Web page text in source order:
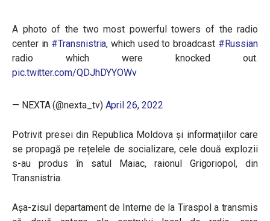
A photo of the two most powerful towers of the radio
center in #Transnistria, which used to broadcast #Russian
radio which were knocked out.
pic.twitter.com/QDJhDYYOWv
— NEXTA (@nexta_tv) April 26, 2022
Potrivit presei din Republica Moldova și informațiilor care
se propagă pe rețelele de socializare, cele două explozii
s-au produs în satul Maiac, raionul Grigoriopol, din
Transnistria.
Așa-zisul departament de Interne de la Tiraspol a transmis